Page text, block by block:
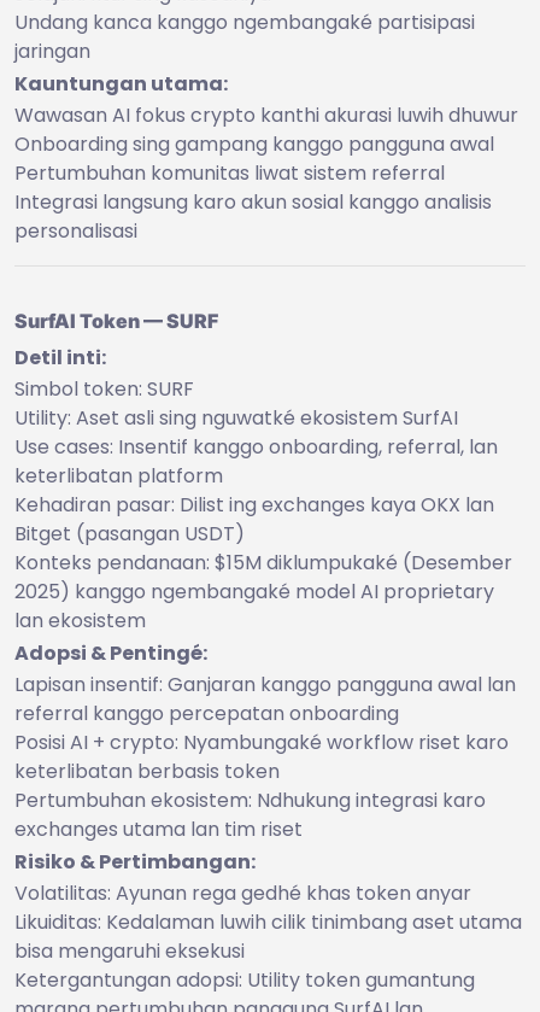
Undang kanca kanggo ngembangaké partisipasi
jaringan
Kauntungan utama:
Wawasan AI fokus crypto kanthi akurasi luwih dhuwur
Onboarding sing gampang kanggo pangguna awal
Pertumbuhan komunitas liwat sistem referral
Integrasi langsung karo akun sosial kanggo analisis
personalisasi
SurfAI Token — SURF
Detil inti:
Simbol token: SURF
Utility: Aset asli sing nguwatké ekosistem SurfAI
Use cases: Insentif kanggo onboarding, referral, lan
keterlibatan platform
Kehadiran pasar: Dilist ing exchanges kaya OKX lan
Bitget (pasangan USDT)
Konteks pendanaan: $15M diklumpukaké (Desember
2025) kanggo ngembangaké model AI proprietary
lan ekosistem
Adopsi & Pentingé:
Lapisan insentif: Ganjaran kanggo pangguna awal lan
referral kanggo percepatan onboarding
Posisi AI + crypto: Nyambungaké workflow riset karo
keterlibatan berbasis token
Pertumbuhan ekosistem: Ndhukung integrasi karo
exchanges utama lan tim riset
Risiko & Pertimbangan:
Volatilitas: Ayunan rega gedhé khas token anyar
Likuiditas: Kedalaman luwih cilik tinimbang aset utama
bisa mengaruhi eksekusi
Ketergantungan adopsi: Utility token gumantung